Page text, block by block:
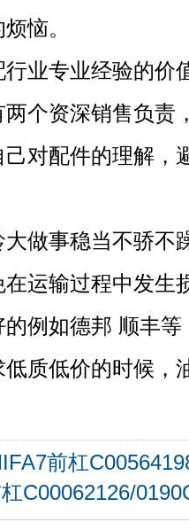
恼。
业专业经验的价
个资深销售负责
对配件的理解，
做事稳当不骄不
运输过程中发生
例如德邦 顺丰等
质低价的时候，
前杠
C00062126/